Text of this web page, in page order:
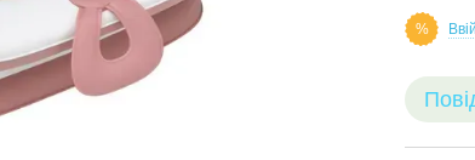
%